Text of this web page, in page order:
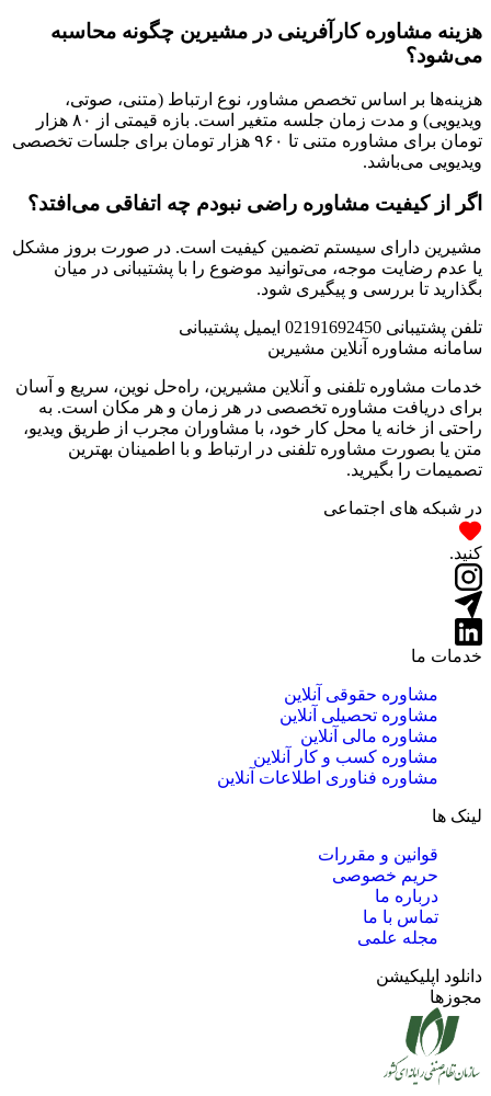
هزینه مشاوره کارآفرینی در مشیرین چگونه محاسبه
می‌شود؟
هزینه‌ها بر اساس تخصص مشاور، نوع ارتباط (متنی، صوتی،
ویدیویی) و مدت زمان جلسه متغیر است. بازه قیمتی از ۸۰ هزار
تومان برای مشاوره متنی تا ۹۶۰ هزار تومان برای جلسات تخصصی
ویدیویی می‌باشد.
اگر از کیفیت مشاوره راضی نبودم چه اتفاقی می‌افتد؟
مشیرین دارای سیستم تضمین کیفیت است. در صورت بروز مشکل
یا عدم رضایت موجه، می‌توانید موضوع را با پشتیبانی در میان
بگذارید تا بررسی و پیگیری شود.
تلفن پشتیبانی 02191692450 ایمیل پشتیبانی
سامانه مشاوره آنلاین مشیرین
خدمات مشاوره تلفنی و آنلاین مشیرین، راه‌‌حل نوین، سریع و آسان
برای دریافت مشاوره تخصصی در هر زمان و هر مکان است. به
راحتی از خانه یا محل کار خود، با مشاوران مجرب از طریق ویدیو،
متن یا بصورت مشاوره تلفنی در ارتباط و با اطمینان بهترین
تصمیمات را بگیرید.
در شبکه های اجتماعی
کنید.
خدمات ما
مشاوره حقوقی آنلاین
مشاوره تحصیلی آنلاین
مشاوره مالی آنلاین
مشاوره کسب و کار آنلاین
مشاوره فناوری اطلاعات آنلاین
لینک ها
قوانین و مقررات
حریم خصوصی
درباره ما
تماس با ما
مجله علمی
دانلود اپلیکیشن
مجوزها